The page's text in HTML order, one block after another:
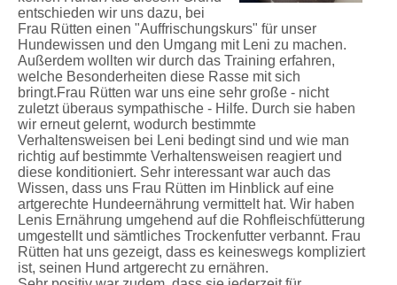
entschieden wir uns dazu, bei
Frau Rütten einen "Auffrischungskurs" für unser
Hundewissen und den Umgang mit Leni zu machen.
Außerdem wollten wir durch das Training erfahren,
welche Besonderheiten diese Rasse mit sich
bringt.Frau Rütten war uns eine sehr große - nicht
zuletzt überaus sympathische - Hilfe. Durch sie haben
wir erneut gelernt, wodurch bestimmte
Verhaltensweisen bei Leni bedingt sind und wie man
richtig auf bestimmte Verhaltensweisen reagiert und
diese konditioniert. Sehr interessant war auch das
Wissen, dass uns Frau Rütten im Hinblick auf eine
artgerechte Hundeernährung vermittelt hat. Wir haben
Lenis Ernährung umgehend auf die Rohfleischfütterung
umgestellt und sämtliches Trockenfutter verbannt. Frau
Rütten hat uns gezeigt, dass es keineswegs kompliziert
ist, seinen Hund artgerecht zu ernähren.